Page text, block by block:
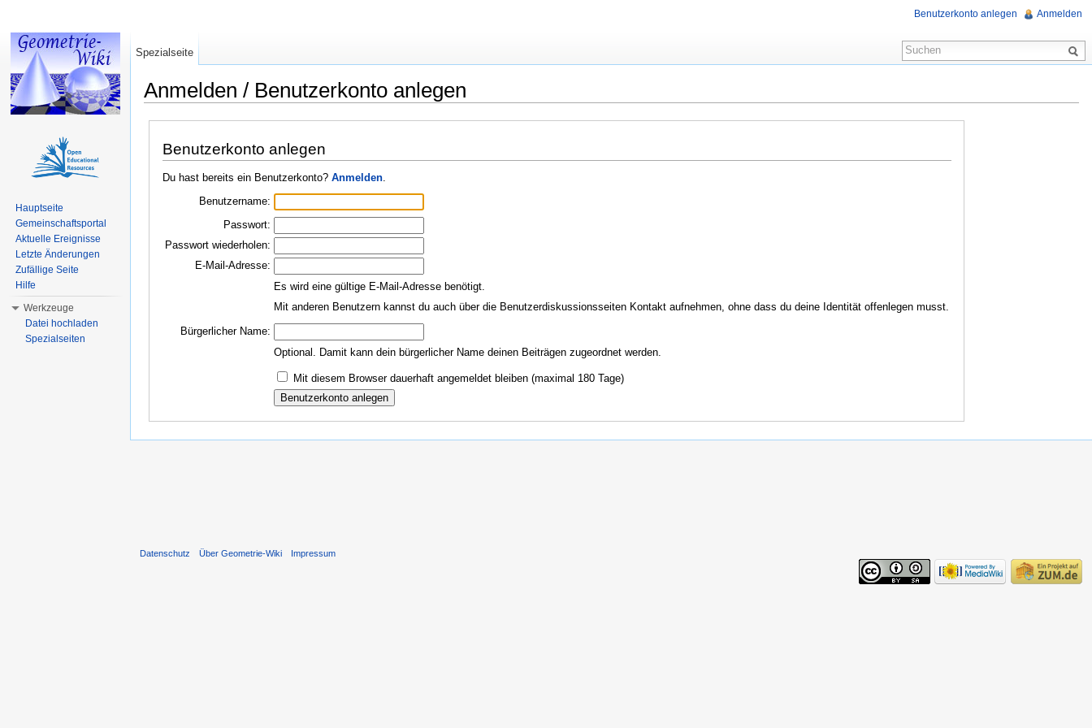
Anmelden / Benutzerkonto anlegen
Benutzerkonto anlegen
Du hast bereits ein Benutzerkonto? Anmelden.
Benutzername:
Passwort:
Passwort wiederholen:
E-Mail-Adresse:
Es wird eine gültige E-Mail-Adresse benötigt.
Mit anderen Benutzern kannst du auch über die Benutzerdiskussionsseiten Kontakt aufnehmen, ohne dass du deine Identität offenlegen musst.
Bürgerlicher Name:
Optional. Damit kann dein bürgerlicher Name deinen Beiträgen zugeordnet werden.
Mit diesem Browser dauerhaft angemeldet bleiben (maximal 180 Tage)
Benutzerkonto anlegen Anmelden
Spezialseite
Hauptseite
Gemeinschaftsportal
Aktuelle Ereignisse
Letzte Änderungen
Zufällige Seite
Hilfe
Werkzeuge
Datei hochladen
Spezialseiten
Datenschutz Über Geometrie-Wiki Impressum